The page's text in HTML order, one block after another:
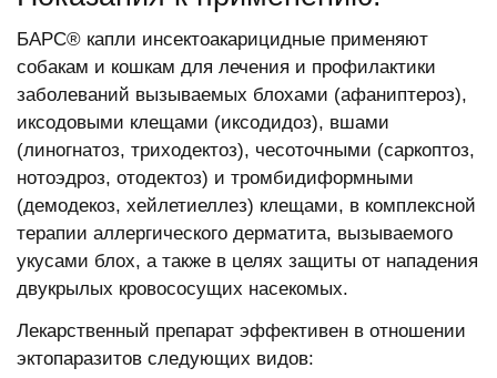
БАРС® капли инсектоакарицидные применяют
собакам и кошкам для лечения и профилактики
заболеваний вызываемых блохами (афаниптероз),
иксодовыми клещами (иксодидоз), вшами
(линогнатоз, триходектоз), чесоточными (саркоптоз,
нотоэдроз, отодектоз) и тромбидиформными
(демодекоз, хейлетиеллез) клещами, в комплексной
терапии аллергического дерматита, вызываемого
укусами блох, а также в целях защиты от нападения
двукрылых кровососущих насекомых.
Лекарственный препарат эффективен в отношении
эктопаразитов следующих видов: